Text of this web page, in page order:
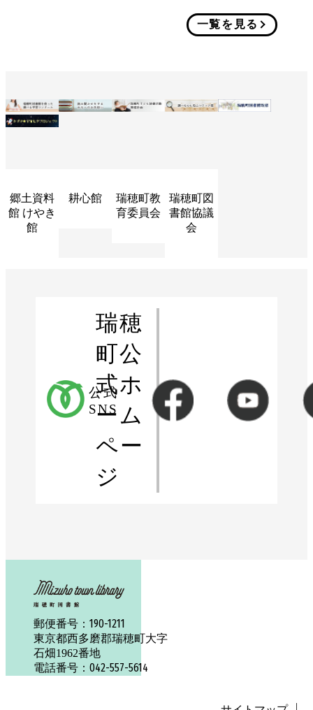
一覧を見る
郷土資料
館 けやき
館
耕心館
瑞穂町教
育委員会
瑞穂町図
書館協議
会
瑞穂
町公
式ホ
ーム
ペー
ジ
公式
SNS
郵便番号： 190-1211
東京都西多磨郡瑞穂町大字
石畑1962番地
電話番号： 042-557-5614